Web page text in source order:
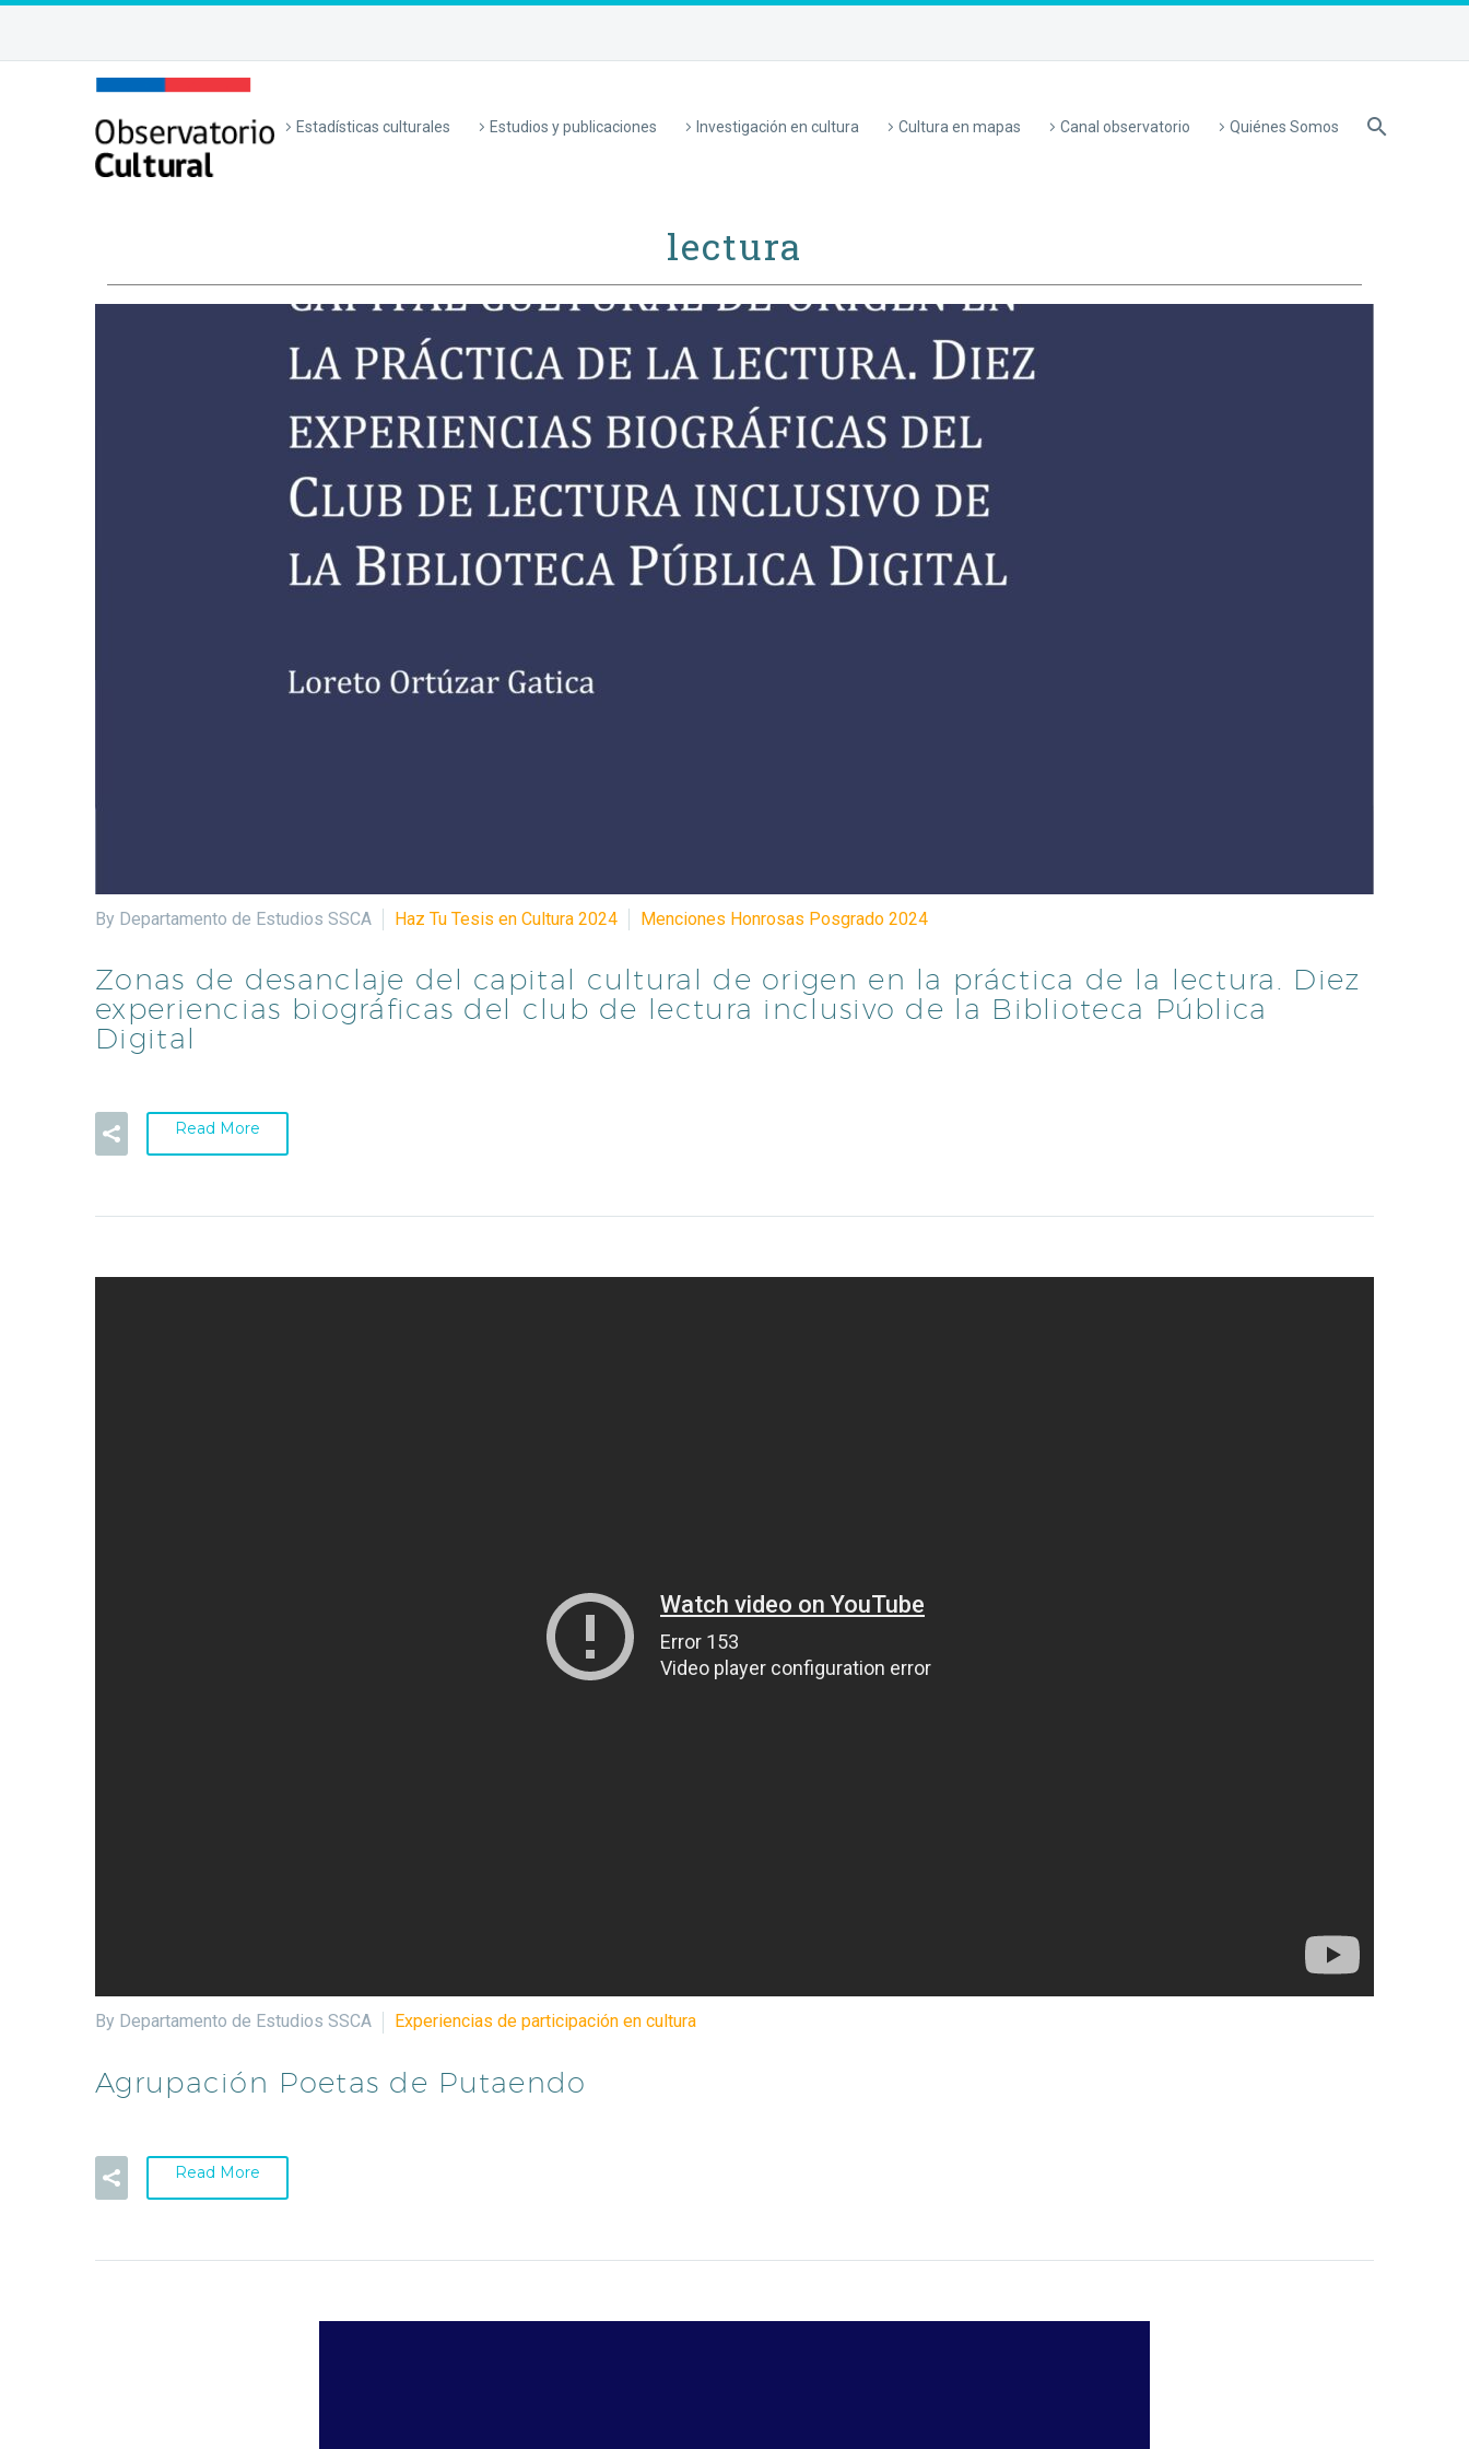
Estadísticas culturales Estudios y publicaciones Investigación en cultura Cultura en mapas Canal observatorio Quiénes Somos
lectura
By Departamento de Estudios SSCA Haz Tu Tesis en Cultura 2024 Menciones Honrosas Posgrado 2024
Zonas de desanclaje del capital cultural de origen en la práctica de la lectura. Diez
experiencias biográficas del club de lectura inclusivo de la Biblioteca Pública
Digital
Read More
By Departamento de Estudios SSCA Experiencias de participación en cultura
Agrupación Poetas de Putaendo
Read More